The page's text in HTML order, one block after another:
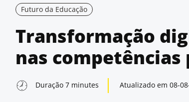
Futuro da Educação
Transformação
nas
Duração 7 minutes Atualizado em 08-